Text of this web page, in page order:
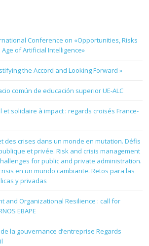
Conference on «Opportunities, Risks
of Artificial Intelligence»
the Accord and Looking Forward »
común de educación superior UE-ALC
solidaire à impact : regards croisés France-
des crises dans un monde en mutation. Défis
et privée. Risk and crisis management
for public and private administration.
en un mundo cambiante. Retos para las
y privadas
and Organizational Resilience : call for
EBAPE
la gouvernance d’entreprise Regards